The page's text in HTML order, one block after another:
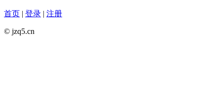
首页 | 登录 | 注册
© jzq5.cn